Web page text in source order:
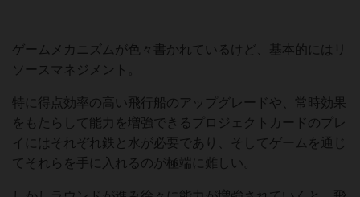
ゲームメカニズムが色々書かれているけど、基本的にはリ
ソースマネジメント。
特に得点効率の高い飛行船のアップグレードや、常時効果
をもたらして能力を増強できるプロジェクトカードのプレ
イにはそれぞれ鉄と水が必要であり、そしてゲームを通じ
てそれらを手に入れるのが極端に難しい。